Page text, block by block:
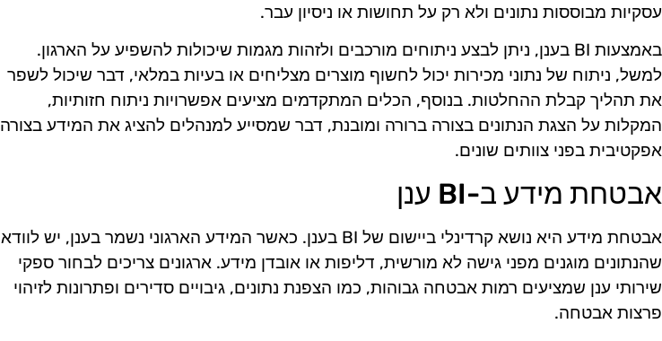
עסקיות מבוססות נתונים ולא רק על תחושות או ניסיון עבר.
באמצעות BI בענן, ניתן לבצע ניתוחים מורכבים ולזהות מגמות שיכולות להשפיע על הארגון.
למשל, ניתוח של נתוני מכירות יכול לחשוף מוצרים מצליחים או בעיות במלאי, דבר שיכול לשפר
את תהליך קבלת ההחלטות. בנוסף, הכלים המתקדמים מציעים אפשרויות ניתוח חזותיות,
המקלות על הצגת הנתונים בצורה ברורה ומובנת, דבר שמסייע למנהלים להציג את המידע בצורה
אפקטיבית בפני צוותים שונים.
אבטחת מידע ב-BI ענן
אבטחת מידע היא נושא קרדינלי ביישום של BI בענן. כאשר המידע הארגוני נשמר בענן, יש לוודא
שהנתונים מוגנים מפני גישה לא מורשית, דליפות או אובדן מידע. ארגונים צריכים לבחור ספקי
שירותי ענן שמציעים רמות אבטחה גבוהות, כמו הצפנת נתונים, גיבויים סדירים ופתרונות לזיהוי
פרצות אבטחה.